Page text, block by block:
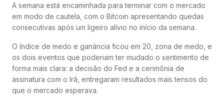
A semana está encaminhada para terminar com o mercado
em modo de cautela, com o Bitcoin apresentando quedas
consecutivas após um ligeiro alívio no início da semana.
O índice de medo e ganância ficou em 20, zona de medo, e
os dois eventos que poderiam ter mudado o sentimento de
forma mais clara: a decisão do Fed e a cerimônia de
assinatura com o Irã, entregaram resultados mais tensos do
que o mercado esperava.